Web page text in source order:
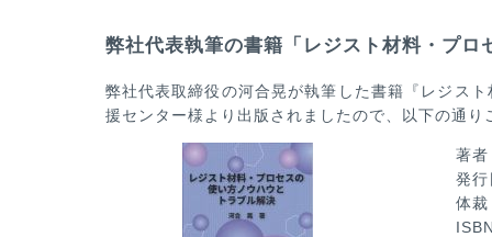
弊社代表執筆の書籍「レジスト材料・プ
弊社代表取締役の河合晃が執筆した書籍『レジス
援センター様より出版されましたので、以下の通り
著者
発行
体裁